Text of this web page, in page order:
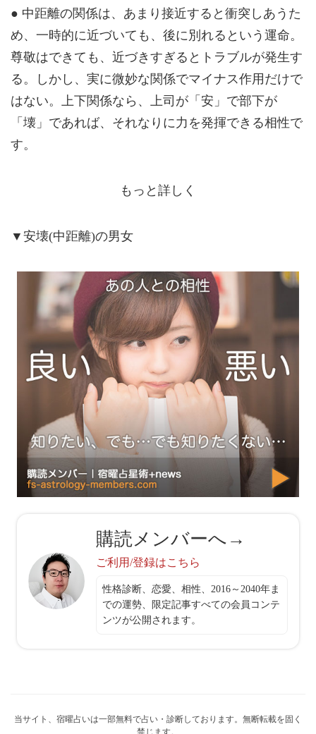
● 中距離の関係は、あまり接近すると衝突しあうた
め、一時的に近づいても、後に別れるという運命。
尊敬はできても、近づきすぎるとトラブルが発生す
る。しかし、実に微妙な関係でマイナス作用だけで
はない。上下関係なら、上司が「安」で部下が
「壊」であれば、それなりに力を発揮できる相性で
す。
もっと詳しく
▼安壊(中距離)の男女
購読メンバーへ→
ご利用/登録はこちら
性格診断、恋愛、相性、2016～2040年ま
での運勢、限定記事すべての会員コンテ
ンツが公開されます。
当サイト、宿曜占いは一部無料で占い・診断しております。無断転載を固く
禁じます。